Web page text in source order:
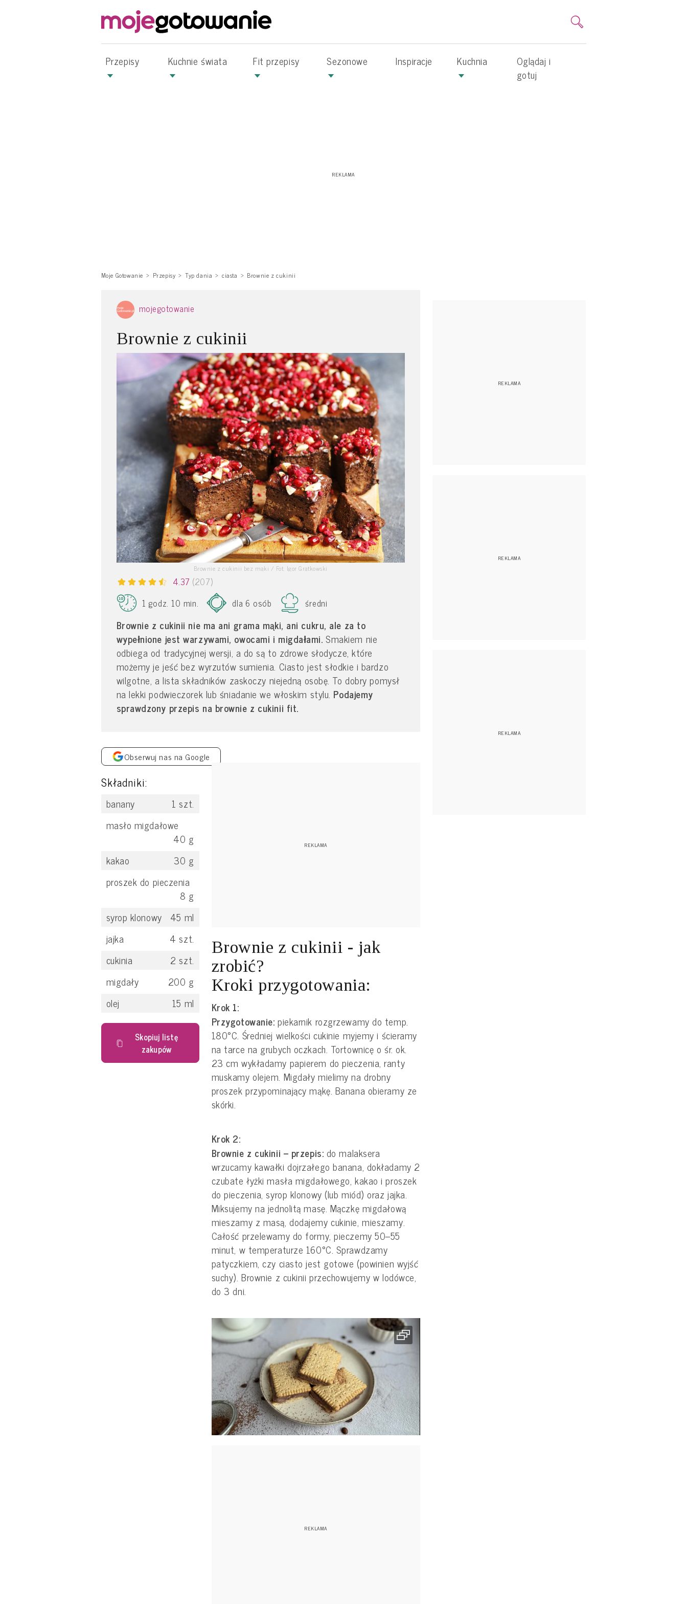
Przepisy Kuchnie świata Fit przepisy Sezonowe Inspiracje Kuchnia
Oglądaj i
gotuj
Moje Gotowanie Przepisy Typ dania ciasta Brownie z cukinii
mojegotowanie
Brownie z cukinii
Brownie z cukinii bez mąki / Fot. Igor Grątkowski
4.37 (207)
1 godz. 10 min.
dla 6 osób średni
Brownie z cukinii nie ma ani grama mąki, ani cukru, ale za to
wypełnione jest warzywami, owocami i migdałami. Smakiem nie
odbiega od tradycyjnej wersji, a do są to zdrowe słodycze, które
możemy je jeść bez wyrzutów sumienia. Ciasto jest słodkie i bardzo
wilgotne, a lista składników zaskoczy niejedną osobę. To dobry pomysł
na lekki podwieczorek lub śniadanie we włoskim stylu. Podajemy
sprawdzony przepis na brownie z cukinii fit.
Obserwuj nas na Google
Składniki:
banany 1 szt.
masło migdałowe
40 g
kakao
30 g
proszek do pieczenia
8 g
syrop klonowy 45 ml
jajka
4 szt.
cukinia
2 szt.
migdały
200 g
olej
15 ml
Skopiuj listę
zakupów
Brownie z cukinii - jak
zrobić?
Kroki przygotowania:
Krok 1:
Przygotowanie:piekarnik rozgrzewamy do temp.
180°C. Średniej wielkości cukinie myjemy i ścieramy
na tarce na grubych oczkach. Tortownicę o śr. ok.
23 cm wykładamy papierem do pieczenia, ranty
muskamy olejem. Migdały mielimy na drobny
proszek przypominający mąkę. Banana obieramy ze
skórki.
Krok 2:
Brownie z cukinii – przepis: do malaksera
wrzucamy kawałki dojrzałego banana, dokładamy 2
czubate łyżki masła migdałowego, kakao i proszek
do pieczenia, syrop klonowy (lub miód) oraz jajka.
Miksujemy na jednolitą masę. Mączkę migdałową
mieszamy z masą, dodajemy cukinie, mieszamy.
Całość przelewamy do formy, pieczemy 50–55
minut, w temperaturze 160°C. Sprawdzamy
patyczkiem, czy ciasto jest gotowe (powinien wyjść
suchy). Brownie z cukinii przechowujemy w lodówce,
do 3 dni.